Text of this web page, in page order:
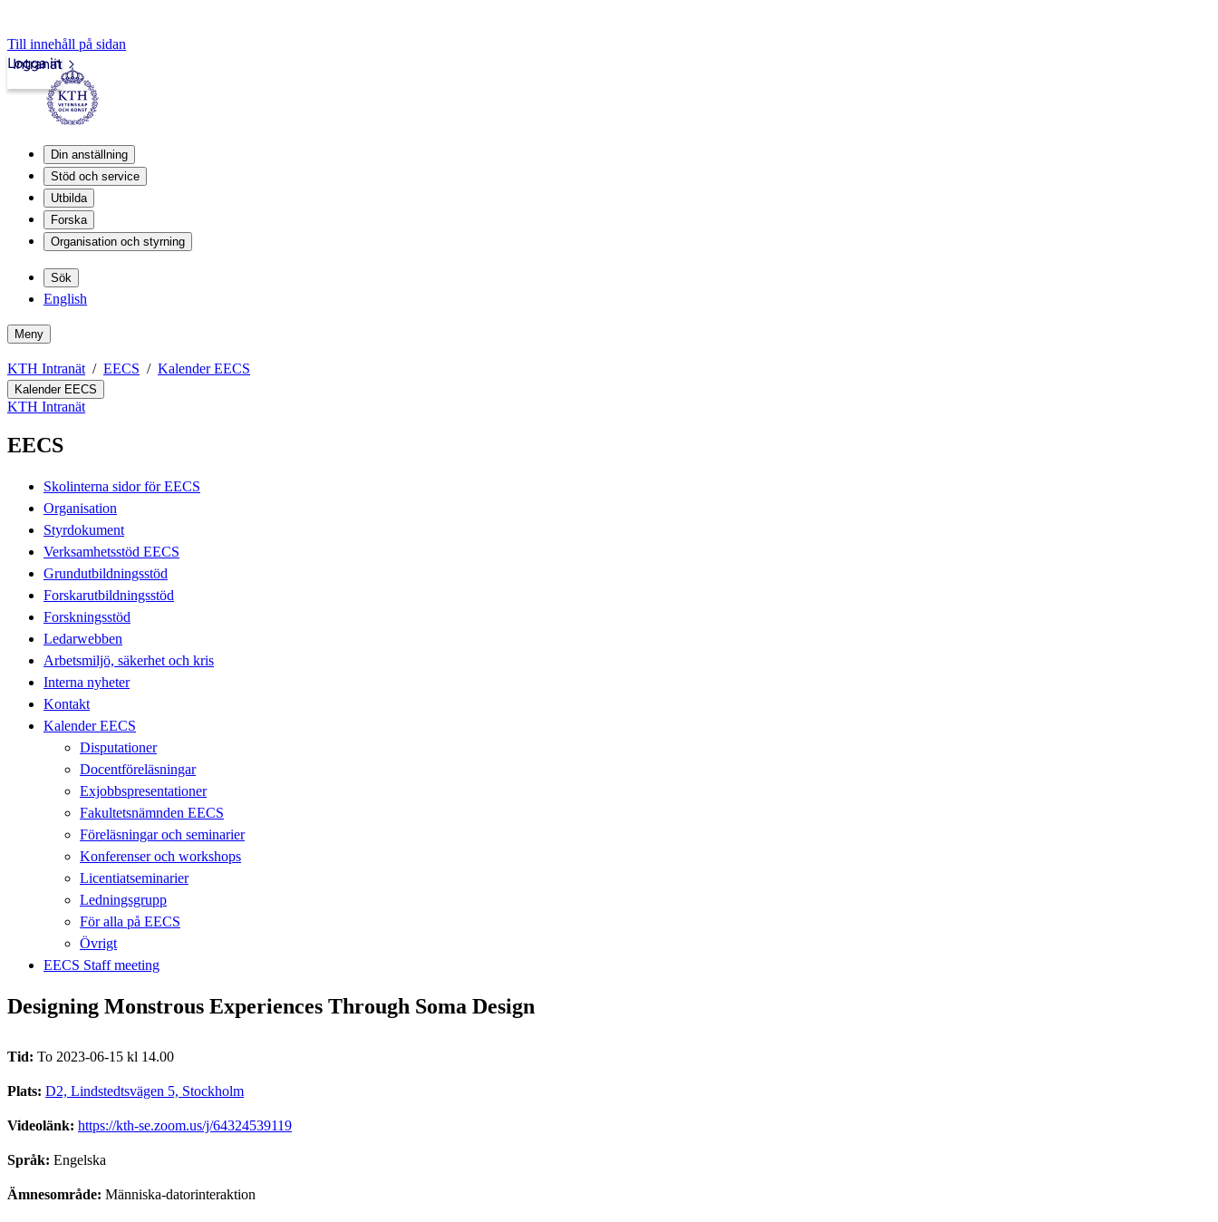
Till innehåll på sidan
Intranät
Logga in
Din anställning
Stöd och service
Utbilda
Forska
Organisation och styrning
Sök
English
Meny
KTH Intranät EECS Kalender EECS
Kalender EECS
KTH Intranät
EECS
Skolinterna sidor för EECS
Organisation
Styrdokument
Verksamhetsstöd EECS
Grundutbildningsstöd
Forskarutbildningsstöd
Forskningsstöd
Ledarwebben
Arbetsmiljö, säkerhet och kris
Interna nyheter
Kontakt
Kalender EECS
Disputationer
Docentföreläsningar
Exjobbspresentationer
Fakultetsnämnden EECS
Föreläsningar och seminarier
Konferenser och workshops
Licentiatseminarier
Ledningsgrupp
För alla på EECS
Övrigt
EECS Staff meeting
Designing Monstrous Experiences Through Soma Design
Tid: To 2023-06-15 kl 14.00
Plats: D2, Lindstedtsvägen 5, Stockholm
Videolänk: https://kth-se.zoom.us/j/64324539119
Språk: Engelska
Ämnesområde: Människa-datorinteraktion